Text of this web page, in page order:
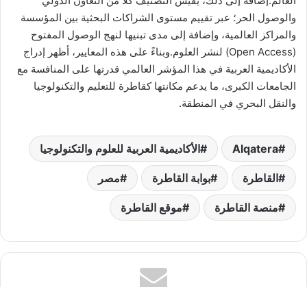
والوصول الحر؛ عبر تقييم مستوى الشراكات البحثية بين المؤسسة
والمراكز العالمية، وإضافة إلى مدى تبنيها لنهج الوصول المفتوح
(Open Access) لنشر العلوم.وبناءً على هذه المعايير، أظهر إدراج
الأكاديمية العربية في هذا المؤشر العالمي قدرتها على المنافسة مع
الجامعات الكبرى، ما يدعم مكانتها كقاطرة للتعليم والتكنولوجيا
والنقل البحري في المنطقة.
Alqatera الأكاديمية العربية للعلوم والتكنولوجيا
القاطرة بوابة القاطرة مصر
منصة القاطرة موقع القاطرة